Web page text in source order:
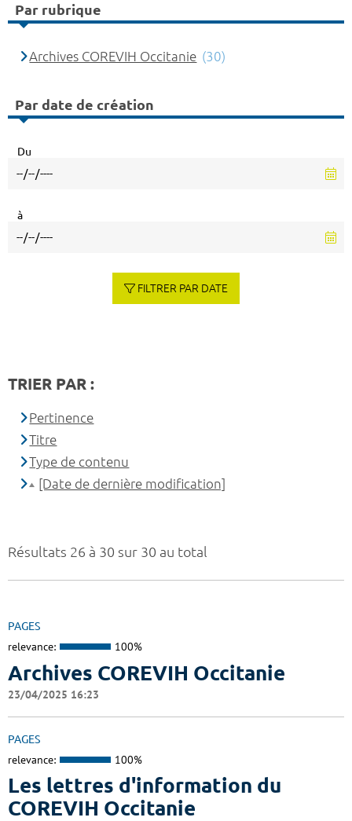
Résultats 26 à 30 sur 30 au total
PAGES
relevance: 100%
Archives COREVIH Occitanie
23/04/2025 16:23
PAGES
relevance: 100%
Les lettres d'information du
COREVIH Occitanie
Par rubrique
Archives COREVIH Occitanie (30)
Par date de création
Du
à
FILTRER PAR DATE
TRIER PAR :
Pertinence
Titre
Type de contenu
[Date de dernière modification]